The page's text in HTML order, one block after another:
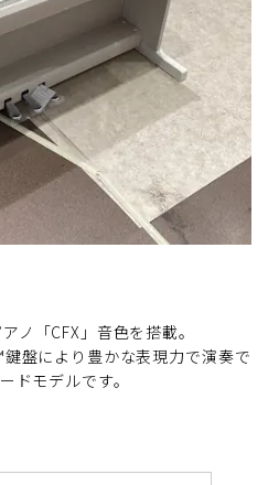
ノ「CFX」音色を搭載。
盤により豊かな表現力で演奏で
ドモデルです。